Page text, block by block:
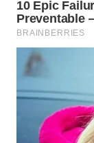
WAHANA
UMKM
WAHANA
WAHANA
PERSONA